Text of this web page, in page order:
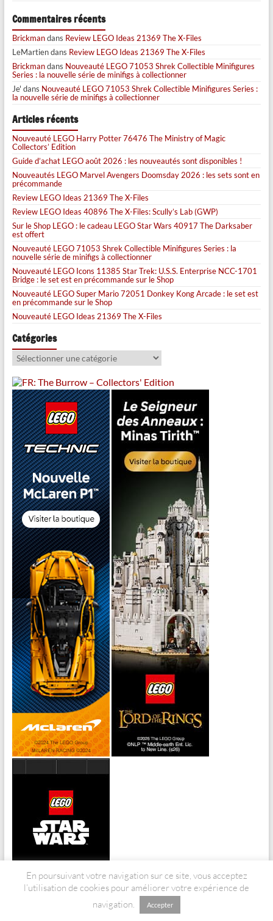
Commentaires récents
Brickmandans Review LEGO Ideas 21369 The X-Files
LeMartiendans Review LEGO Ideas 21369 The X-Files
Brickmandans Nouveauté LEGO 71053 Shrek Collectible Minifigures
Series : la nouvelle série de minifigs à collectionner
Je' dans Nouveauté LEGO 71053 Shrek Collectible Minifigures Series :
la nouvelle série de minifigs à collectionner
Articles récents
Nouveauté LEGO Harry Potter 76476 The Ministry of Magic
Collectors’ Edition
Guide d’achat LEGO août 2026 : les nouveautés sont disponibles !
Nouveautés LEGO Marvel Avengers Doomsday 2026 : les sets sont en
précommande
Review LEGO Ideas 21369 The X-Files
Review LEGO Ideas 40896 The X-Files: Scully’s Lab (GWP)
Sur le Shop LEGO : le cadeau LEGO Star Wars 40917 The Darksaber
est offert
Nouveauté LEGO 71053 Shrek Collectible Minifigures Series : la
nouvelle série de minifigs à collectionner
Nouveauté LEGO Icons 11385 Star Trek: U.S.S. Enterprise NCC-1701
Bridge : le set est en précommande sur le Shop
Nouveauté LEGO Super Mario 72051 Donkey Kong Arcade : le set est
en précommande sur le Shop
Nouveauté LEGO Ideas 21369 The X-Files
Catégories
Catégories
En poursuivant votre navigation sur ce site, vous acceptez
l’utilisation de cookies pour améliorer votre expérience de
navigation.
Accepter